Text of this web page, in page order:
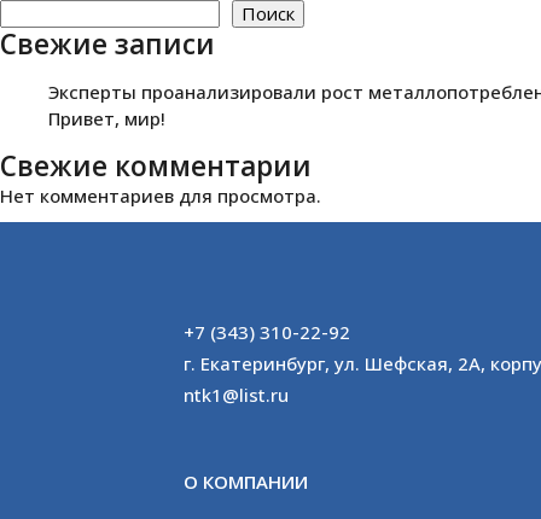
Поиск
Свежие записи
Эксперты проанализировали рост
Привет, мир!
Свежие комментарии
Нет комментариев для просмотра.
+7 (343) 310-22-92
г. Екатеринбург, ул. Шефская, 2А,
ntk1@list.ru
О КОМПАНИИ